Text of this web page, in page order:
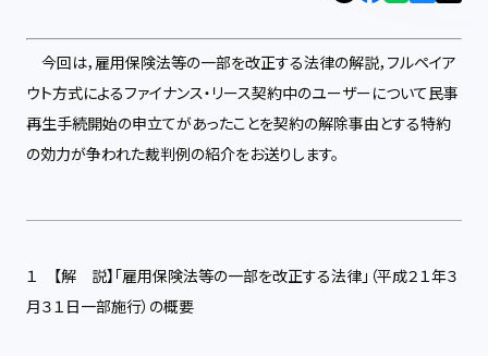
今回は，雇用保険法等の一部を改正する法律の解説，フルペイア
ウト方式によるファイナンス・リース契約中のユーザーについて民事
再生手続開始の申立てがあったことを契約の解除事由とする特約
の効力が争われた裁判例の紹介をお送りします。
１ 【解 説】「雇用保険法等の一部を改正する法律」（平成２１年３
月３１日一部施行）の概要